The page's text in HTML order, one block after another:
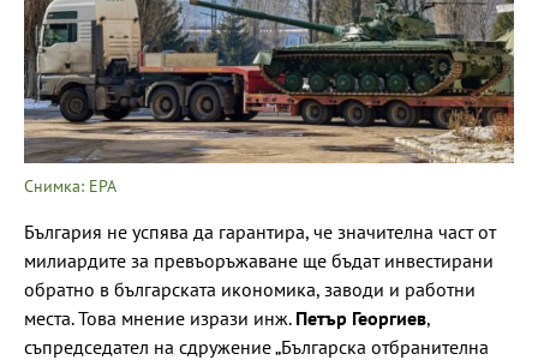
Снимка: ЕРА
България не успява да гарантира, че значителна част от
милиардите за превъоръжаване ще бъдат инвестирани
обратно в българската икономика, заводи и работни
места. Това мнение изрази инж. Петър Георгиев,
съпредседател на сдружение „Българска отбранителна